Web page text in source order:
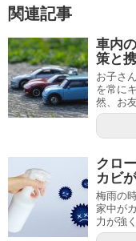
関連記事
車内
策と
お子さ
を常に
然、お
クロ
カビ
梅雨の
家中が
力が強